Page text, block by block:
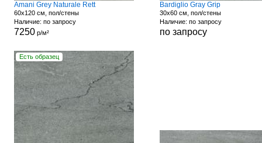
Amani Grey Naturale Rett
60x120 см, пол/стены
Наличие: по запросу
7250р/м²
Bardiglio Gray Grip
30x60 см, пол/стены
Наличие: по запросу
по запросу
Есть образец